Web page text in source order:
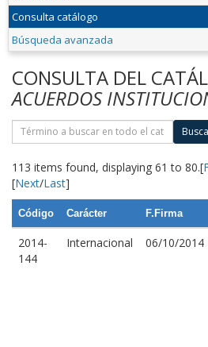
Consulta catálogo
Búsqueda avanzada
CONSULTA DEL
ACUERDOS
113 items found, displaying 61 to 80.[
[Next/Last]
Código Carácter F.Firma
2014-
144
Internacional 06/10/2014